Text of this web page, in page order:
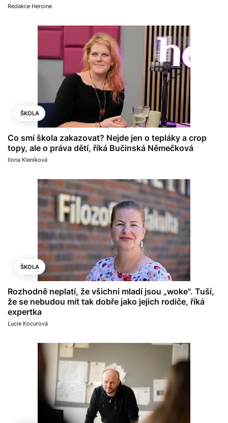
Redakce Heroine
ŠKOLA
Co smí škola zakazovat? Nejde jen o tepláky a crop
topy, ale o práva dětí, říká Bučinská Němečková
Ilona Kleníková
ŠKOLA
Rozhodně neplatí, že všichni mladí jsou „woke". Tuší,
že se nebudou mít tak dobře jako jejich rodiče, říká
expertka
Lucie Kocurová